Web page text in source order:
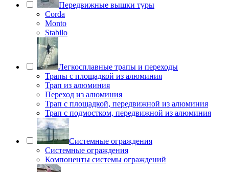
Передвижные вышки туры
Corda
Monto
Stabilo
Легкосплавные трапы и переходы
Трапы с площадкой из алюминия
Трап из алюминия
Переход из алюминия
Трап с площадкой, передвижной из алюминия
Трап с подмостком, передвижной из алюминия
Системные ограждения
Системные ограждения
Компоненты системы ограждений